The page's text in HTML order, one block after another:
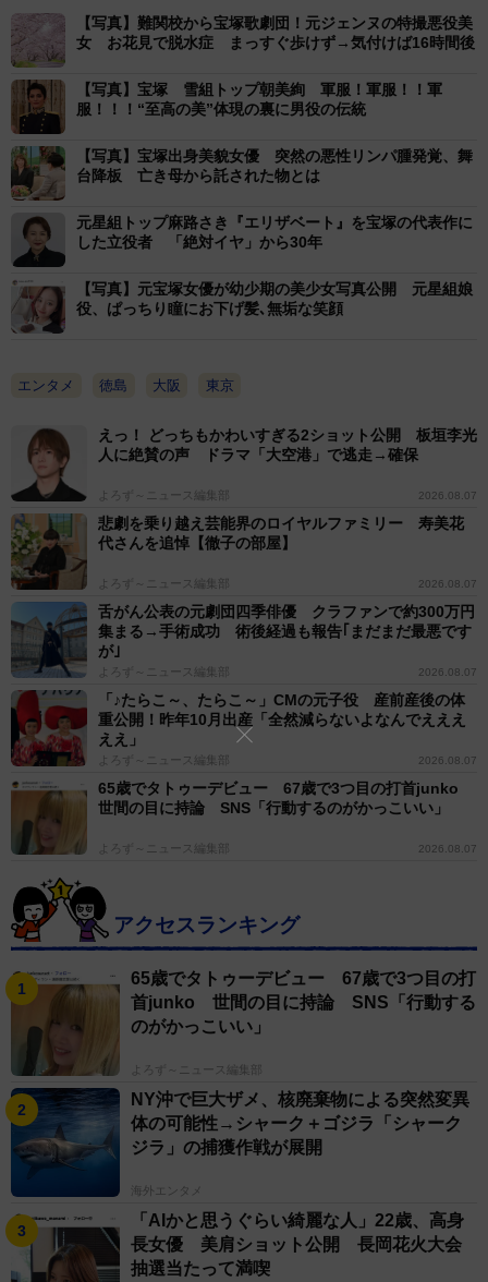
せた。
公演は6月24日～28日東京・草月ホール、7月2日、3
日兵庫県立芸術文化センター阪急中ホールで上演され
る。
【写真】難関校から宝塚歌劇団！元ジェンヌの特撮悪役美
女 お花見で脱水症 まっすぐ歩けず→気付けば16時間後
【写真】宝塚 雪組トップ朝美絢 軍服！軍服！！軍
服！！！“至高の美”体現の裏に男役の伝統
【写真】宝塚出身美貌女優 突然の悪性リンパ腫発覚、舞
台降板 亡き母から託された物とは
元星組トップ麻路さき『エリザベート』を宝塚の代表作に
した立役者 「絶対イヤ」から30年
【写真】元宝塚女優が幼少期の美少女写真公開 元星組娘
役、ぱっちり瞳にお下げ髪､無垢な笑顔
エンタメ 徳島 大阪 東京
えっ！ どっちもかわいすぎる2ショット公開 板垣李光
人に絶賛の声 ドラマ「大空港」で逃走→確保
よろず～ニュース編集部 2026.08.07
悲劇を乗り越え芸能界のロイヤルファミリー 寿美花
代さんを追悼【徹子の部屋】
よろず～ニュース編集部 2026.08.07
舌がん公表の元劇団四季俳優 クラファンで約300万円
集まる→手術成功 術後経過も報告｢まだまだ最悪です
が｣
よろず～ニュース編集部 2026.08.07
「♪たらこ～、たらこ～」CMの元子役 産前産後の体
重公開！昨年10月出産「全然減らないよなんでえええ
ええ」
よろず～ニュース編集部 2026.08.07
65歳でタトゥーデビュー 67歳で3つ目の打首junko
世間の目に持論 SNS「行動するのがかっこいい」
よろず～ニュース編集部 2026.08.07
アクセスランキング
65歳でタトゥーデビュー 67歳で3つ目の打
首junko 世間の目に持論 SNS「行動する
のがかっこいい」
よろず～ニュース編集部
NY沖で巨大ザメ、核廃棄物による突然変異
体の可能性→シャーク＋ゴジラ「シャーク
ジラ」の捕獲作戦が展開
海外エンタメ
「AIかと思うぐらい綺麗な人」22歳、高身
長女優 美肩ショット公開 長岡花火大会
抽選当たって満喫